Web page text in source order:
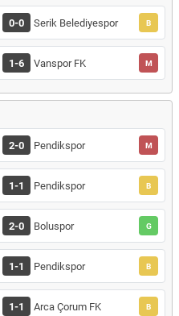
0-0 Serik Belediyespor B
1-6 Vanspor FK M
2-0 Pendikspor M
1-1 Pendikspor B
2-0 Boluspor G
1-1 Pendikspor B
1-1 Arca Çorum FK B